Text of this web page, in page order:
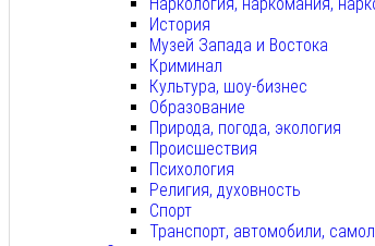
Наркология, наркомания,
История
Музей Запада и Востока
Криминал
Культура, шоу-бизнес
Образование
Природа, погода, экология
Происшествия
Психология
Религия, духовность
Спорт
Транспорт, автомобили,